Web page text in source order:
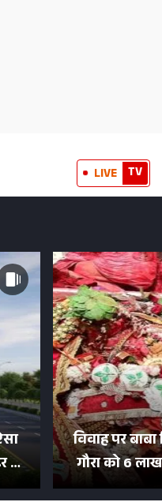
LIVE TV
की
विवाह पर
गौरा को 6
500 भक्तों